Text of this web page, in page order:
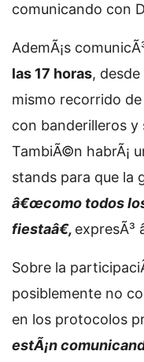
comunicando con
AdemÃ¡s
las 17 horas,
mismo recorrido
con banderilleros y
TambiÃ©n habrÃ¡
stands para que la
â€œcomo todos
fiestaâ€, expresÃ³
Sobre la
posiblemente no
en los protocolos
estÃ¡n